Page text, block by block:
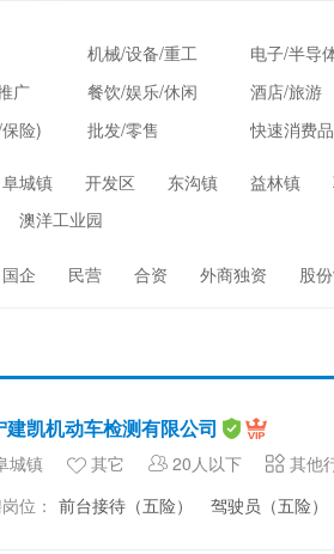
机械/设备/重工
广
餐饮/娱乐/休闲
酒店/旅游
险)
批发/零售
业自动化
械
业单位
非盈利机构/行业协会 农业/渔业/
阜城镇 开发区 东沟镇 益林镇
澳洋工业园
国企 民营 合资 外商独资 股
建凯机动车检测有限公司
城镇 其它 20人以下
其他
位： 前台接待（五险） 驾驶员（五险）